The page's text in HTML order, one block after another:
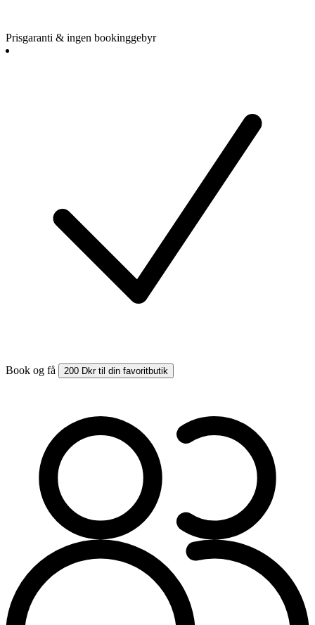
Prisgaranti & ingen bookinggebyr
Book og få 200 Dkr til din favoritbutik